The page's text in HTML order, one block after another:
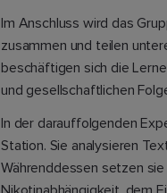
Im Anschluss wird das
zusammen und teilen
beschäftigen sich die
und gesellschaftlichen
In der darauffolgenden
Station. Sie analysieren
Währenddessen setzen